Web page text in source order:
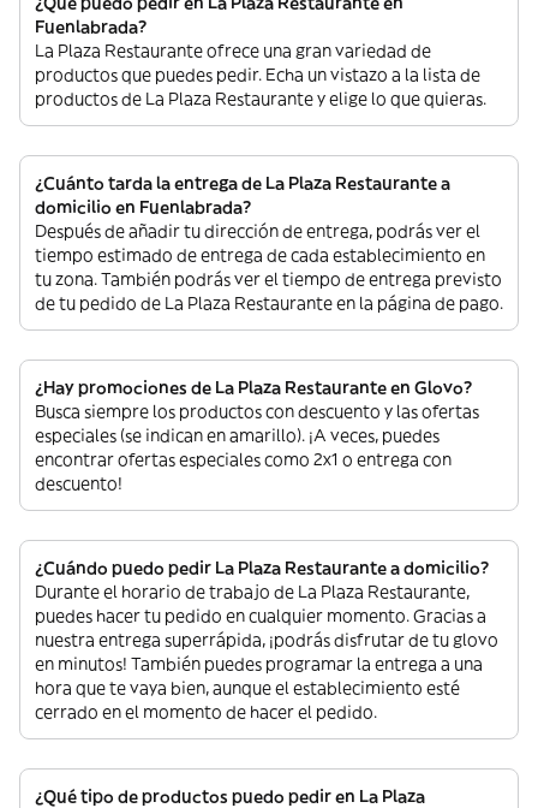
Fuenlabrada?
La Plaza Restaurante ofrece una gran variedad de
productos que puedes pedir. Echa un vistazo a la lista de
productos de La Plaza Restaurante y elige lo que quieras.
¿Cuánto tarda la entrega de La Plaza Restaurante a
domicilio en Fuenlabrada?
Después de añadir tu dirección de entrega, podrás ver el
tiempo estimado de entrega de cada establecimiento en
tu zona. También podrás ver el tiempo de entrega previsto
de tu pedido de La Plaza Restaurante en la página de pago.
¿Hay promociones de La Plaza Restaurante en Glovo?
Busca siempre los productos con descuento y las ofertas
especiales (se indican en amarillo). ¡A veces, puedes
encontrar ofertas especiales como 2x1 o entrega con
descuento!
¿Cuándo puedo pedir La Plaza Restaurante a domicilio?
Durante el horario de trabajo de La Plaza Restaurante,
puedes hacer tu pedido en cualquier momento. Gracias a
nuestra entrega superrápida, ¡podrás disfrutar de tu glovo
en minutos! También puedes programar la entrega a una
hora que te vaya bien, aunque el establecimiento esté
cerrado en el momento de hacer el pedido.
¿Qué tipo de productos puedo pedir en La Plaza